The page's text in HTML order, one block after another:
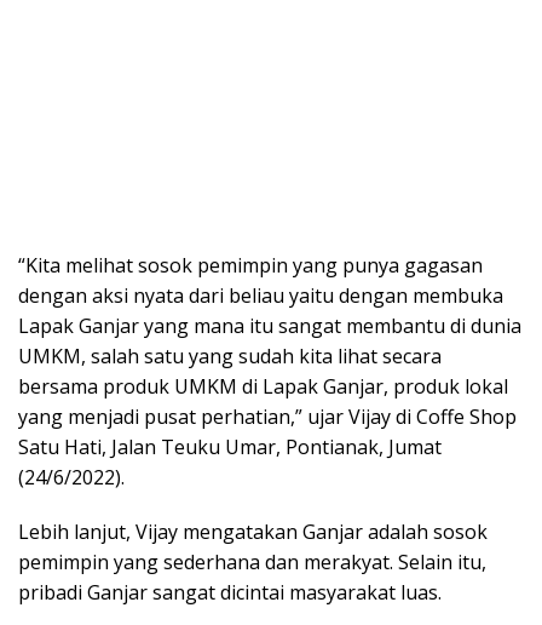
“Kita melihat sosok pemimpin yang punya gagasan
dengan aksi nyata dari beliau yaitu dengan membuka
Lapak Ganjar yang mana itu sangat membantu di dunia
UMKM, salah satu yang sudah kita lihat secara
bersama produk UMKM di Lapak Ganjar, produk lokal
yang menjadi pusat perhatian,” ujar Vijay di Coffe Shop
Satu Hati, Jalan Teuku Umar, Pontianak, Jumat
(24/6/2022).
Lebih lanjut, Vijay mengatakan Ganjar adalah sosok
pemimpin yang sederhana dan merakyat. Selain itu,
pribadi Ganjar sangat dicintai masyarakat luas.